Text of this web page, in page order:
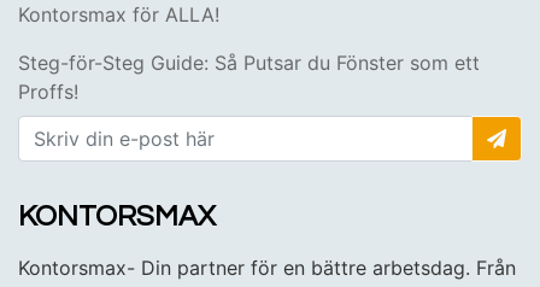
Kontorsmax för ALLA!
Steg-för-Steg Guide: Så Putsar du Fönster som ett
Proffs!
KONTORSMAX
Kontorsmax- Din partner för en bättre arbetsdag. Från